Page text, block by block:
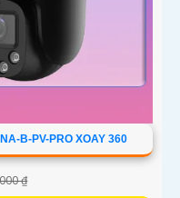
B-PV-PRO XOAY 360
₫